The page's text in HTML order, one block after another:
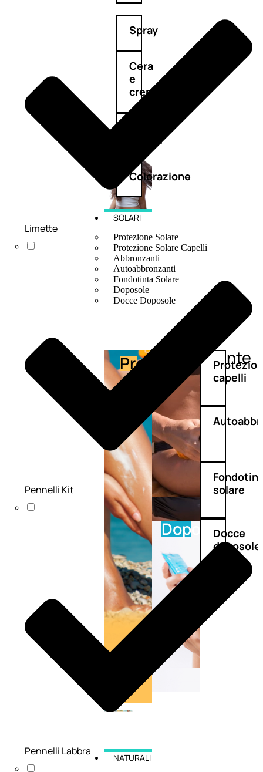
Spray
Cera
e
crema
capelli
Colorazione
SOLARI
Protezione Solare
Protezione Solare Capelli
Abbronzanti
Autoabbronzanti
Fondotinta Solare
Doposole
Docce Doposole
ProtezioneAbbronzante
Doposole
capelli
solare
Docce
doposole
NATURALI
Limette
Pennelli Kit
Pennelli Labbra